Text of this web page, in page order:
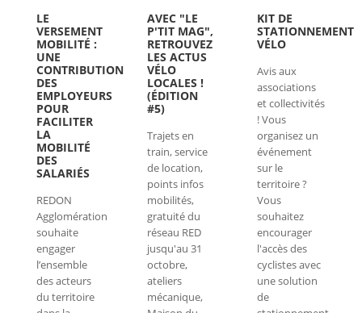
LE
VERSEMENT
MOBILITÉ :
UNE
CONTRIBUTION
DES
EMPLOYEURS
POUR
FACILITER
LA
MOBILITÉ
DES
SALARIÉS
REDON
Agglomération
souhaite
engager
l’ensemble
des acteurs
du territoire
AVEC "LE
P'TIT MAG",
RETROUVEZ
LES ACTUS
VÉLO
LOCALES !
(ÉDITION
#5)
Trajets en
train, service
de location,
points infos
mobilités,
gratuité du
réseau RED
jusqu'au 31
octobre,
ateliers
mécanique,
KIT DE
STATIONNEMENT
VÉLO
Avis aux
associations
et collectivités
! Vous
organisez un
événement
sur le
territoire ?
Vous
souhaitez
encourager
l'accès des
cyclistes avec
une solution
de